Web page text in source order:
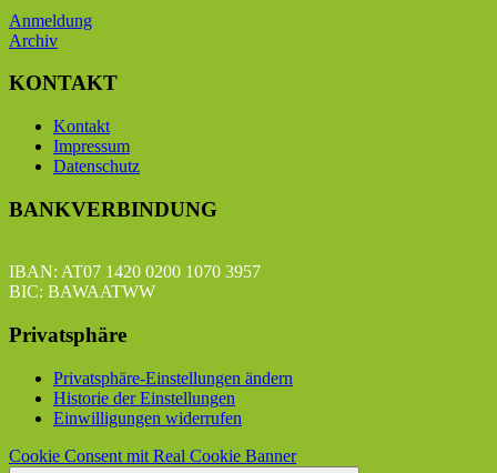
Anmeldung
Archiv
KONTAKT
Kontakt
Impressum
Datenschutz
BANKVERBINDUNG
IBAN: AT07 1420 0200 1070 3957
BIC: BAWAATWW
Privatsphäre
Privatsphäre-Einstellungen ändern
Historie der Einstellungen
Einwilligungen widerrufen
Cookie Consent mit Real Cookie Banner